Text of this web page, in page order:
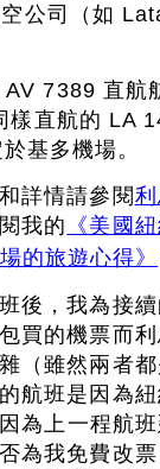
公司（如
7389 直航
直航的 LA
基多機場。
詳情請參閱
我的 《美國
的旅遊心得》
後，我為接
買的機票而
（雖然兩者
航班是因為
為上一程航
為我免費改